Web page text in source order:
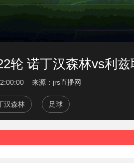
轮 诺丁汉森林vs利
来源：jrs直播网
汉森林 足球